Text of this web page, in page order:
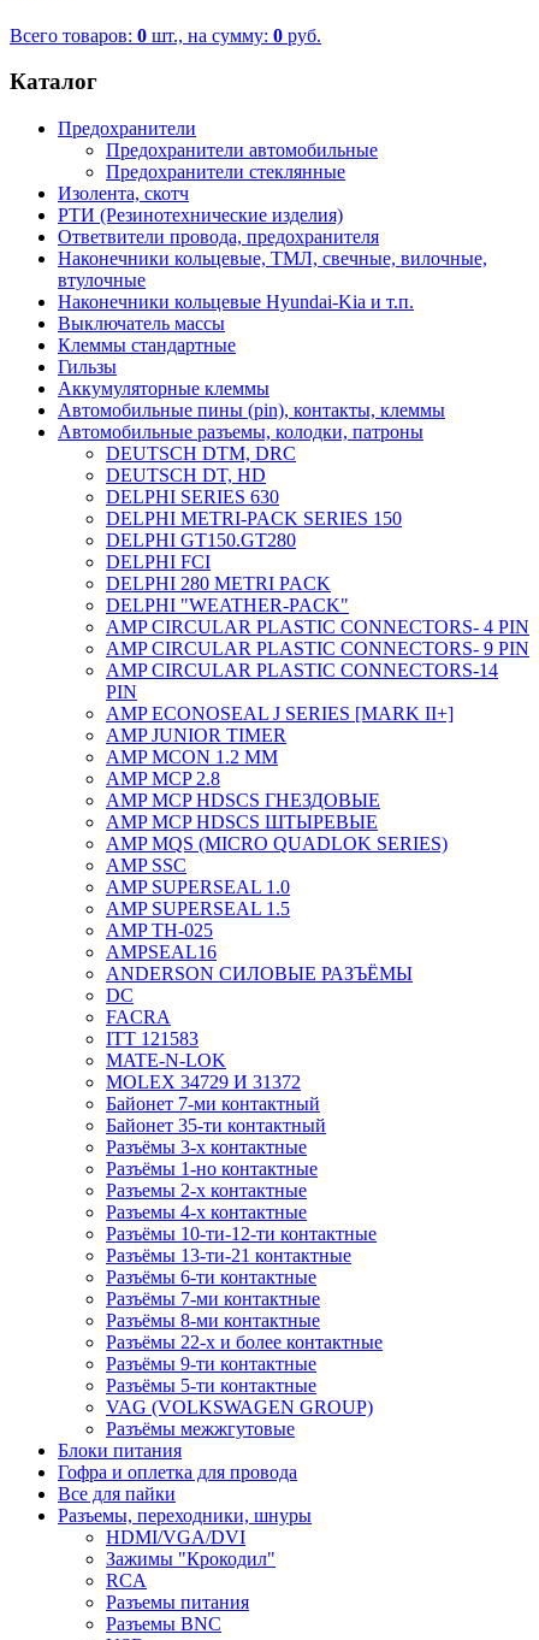
Всего товаров: 0 шт., на сумму: 0 руб.
Каталог
Предохранители
Предохранители автомобильные
Предохранители стеклянные
Изолента, скотч
РТИ (Резинотехнические изделия)
Ответвители провода, предохранителя
Наконечники кольцевые, ТМЛ, свечные, вилочные,
втулочные
Наконечники кольцевые Hyundai-Kia и т.п.
Выключатель массы
Клеммы стандартные
Гильзы
Аккумуляторные клеммы
Автомобильные пины (pin), контакты, клеммы
Автомобильные разъемы, колодки, патроны
DEUTSCH DTM, DRC
DEUTSCH DT, HD
DELPHI SERIES 630
DELPHI METRI-PACK SERIES 150
DELPHI GT150.GT280
DELPHI FCI
DELPHI 280 METRI PACK
DELPHI "WEATHER-PACK"
AMP CIRCULAR PLASTIC CONNECTORS- 4 PIN
AMP CIRCULAR PLASTIC CONNECTORS- 9 PIN
AMP CIRCULAR PLASTIC CONNECTORS-14
PIN
AMP ECONOSEAL J SERIES [MARK II+]
AMP JUNIOR TIMER
AMP MCON 1.2 MM
AMP MCP 2.8
AMP MCP HDSCS ГНЕЗДОВЫЕ
AMP MCP HDSCS ШТЫРЕВЫЕ
AMP MQS (MICRO QUADLOK SERIES)
AMP SSC
AMP SUPERSEAL 1.0
AMP SUPERSEAL 1.5
AMP ТН-025
AMPSEAL16
ANDERSON СИЛОВЫЕ РАЗЪЁМЫ
DC
FACRA
ITT 121583
MATE-N-LOK
MOLEX 34729 И 31372
Байонет 7-ми контактный
Байонет 35-ти контактный
Разъёмы 3-х контактные
Разъёмы 1-но контактные
Разъемы 2-х контактные
Разъемы 4-х контактные
Разъёмы 10-ти-12-ти контактные
Разъёмы 13-ти-21 контактные
Разъёмы 6-ти контактные
Разъёмы 7-ми контактные
Разъёмы 8-ми контактные
Разъёмы 22-х и более контактные
Разъёмы 9-ти контактные
Разъёмы 5-ти контактные
VAG (VOLKSWAGEN GROUP)
Разъёмы межжгутовые
Блоки питания
Гофра и оплетка для провода
Все для пайки
Разъемы, переходники, шнуры
HDMI/VGA/DVI
Зажимы "Крокодил"
RCA
Разъемы питания
Разъемы BNC